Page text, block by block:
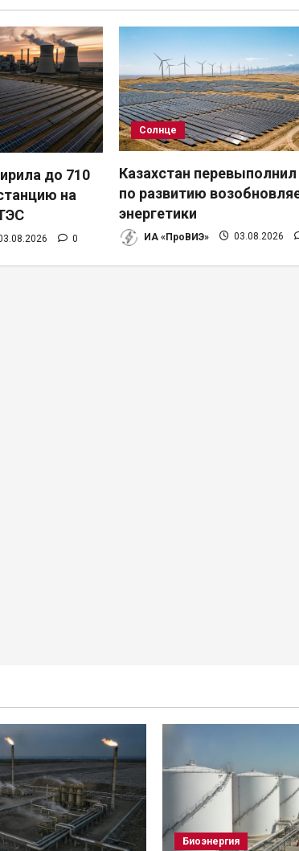
до 710
на
0
Солнце
Казахстан перевыполнил
по развитию
энергетики
ИА «ПроВИЭ» 03.08.2026
Биоэнергия